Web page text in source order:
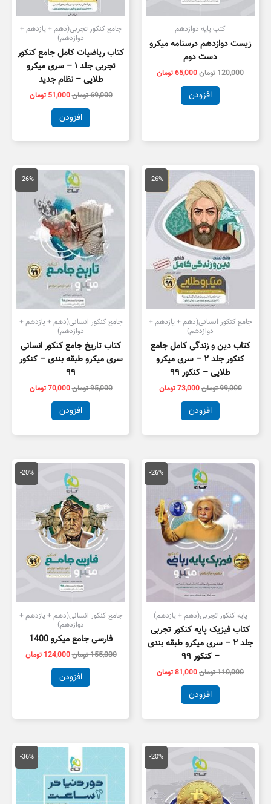
کتب پایه دوازدهم
زیست دوازدهم درسنامه میکرو
دست دوم
120,000تومان65,000تومان
افزودن
جامع کنکور تجربی(دهم + یازدهم +
دوازدهم)
کتاب ریاضیات کامل جامع کنکور
تجربی جلد ۱ – سری میکرو
طلایی – نظام جدید
69,000تومان51,000 تومان
افزودن
-26%
جامع کنکور انسانی(دهم + یازدهم +
دوازدهم)
کتاب دین و زندگی کامل جامع
کنکور جلد ۲ – سری میکرو
طلایی – کنکور ۹۹
99,000تومان
قیمت
اصلی
99,000 تومان
بود.
73,000تومان
قیمت
فعلی
افزودن
-26%
جامع کنکور انسانی(دهم + یازدهم +
دوازدهم)
کتاب تاریخ جامع کنکور انسانی
سری میکرو طبقه بندی – کنکور
۹۹
95,000تومان
قیمت
اصلی
95,000 تومان
بود.
70,000تومان
قیمت
فعلی
افزودن
-26%
پایه کنکور تجربی(دهم + یازدهم)
کتاب فیزیک پایه کنکور تجربی
جلد ۲ – سری میکرو طبقه بندی
– کنکور ۹۹
110,000تومان
قیمت
اصلی
110,000 تومان
بود.
81,000تومان
قیمت
فعلی
افزودن
-20%
جامع کنکور انسانی(دهم + یازدهم +
دوازدهم)
فارسی جامع میکرو 1400
155,000تومان
قیمت
اصلی
155,000 تومان
بود.
124,000 تومان
قیمت
فعلی
افزودن
-20%
قیمت
اصلی
81,000 تومان
بود.
قیمت
فعلی
64,800 تومان
-36%
قیمت
اصلی
89,000 تومان
بود.
قیمت
فعلی